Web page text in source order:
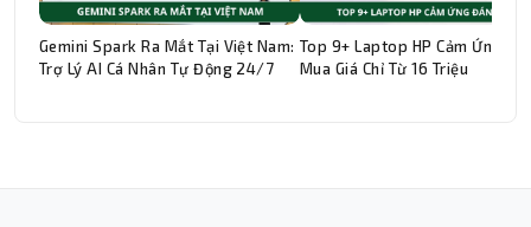
Gemini Spark Ra Mắt Tại Việt Nam:
Trợ Lý AI Cá Nhân Tự Động 24/7
Top 9+ Laptop HP Cảm Ứng
Mua Giá Chỉ Từ 16 Triệu